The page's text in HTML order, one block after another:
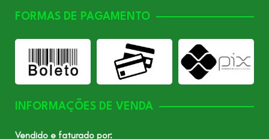
FORMAS DE PAGAMENTO
INFORMAÇÕES DE VENDA
Vendido e faturado por: